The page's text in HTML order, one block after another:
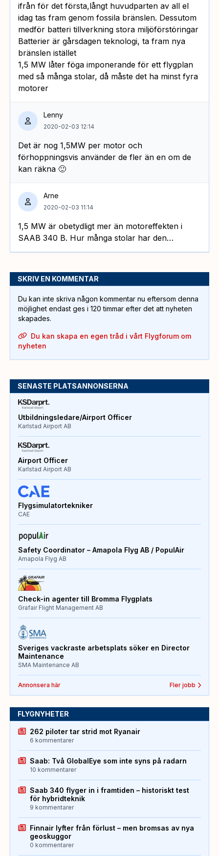
ifrån för det första,långt huvudparten av all el
idag tas fram genom fossila bränslen. Dessutom
medför batteri tillverkning stora miljöförstöringar
Batterier är gårsdagen teknologi, ta fram nya
bränslen istället
1,5 MW låter föga imponerande för ett flygplan
med så många stolar, då måste det ha minst fyra
motorer
Lenny
2020-02-03 12:14
Det är nog 1,5MW per motor och
förhoppningsvis använder de fler än en om de
kan räkna 🙂
Arne
2020-02-03 11:14
1,5 MW är obetydligt mer än motoreffekten i
SAAB 340 B. Hur många stolar har den…
SKRIV EN KOMMENTAR
Du kan inte skriva någon kommentar nu eftersom denna
möjlighet endast ges i 120 timmar efter det att nyheten
skapades.
Du kan skapa en egen tråd i vårt Flygforum om
nyheten
SENASTE PLATSANNONSERNA
Utbildningsledare/Airport Officer
Karlstad Airport AB
Airport Officer
Karlstad Airport AB
Flygsimulatortekniker
CAE
Safety Coordinator – Amapola Flyg AB / PopulAir
Amapola Flyg AB
Check-in agenter till Bromma Flygplats
Grafair Flight Management AB
Sveriges vackraste arbetsplats söker en Director
Maintenance
SMA Maintenance AB
Annonsera här Fler jobb
FLYGNYHETER
262 piloter tar strid mot Ryanair
6 kommentarer
Saab: Två GlobalEye som inte syns på radarn
10 kommentarer
Saab 340 flyger in i framtiden – historiskt test
för hybridteknik
9 kommentarer
Finnair lyfter från förlust – men bromsas av nya
geoskuggor
0 kommentarer